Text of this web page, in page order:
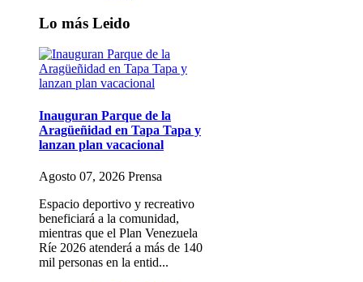
Lo más Leido
Inauguran Parque de la
Aragüeñidad en Tapa Tapa y
lanzan plan vacacional
Agosto 07, 2026 Prensa
Espacio deportivo y recreativo
beneficiará a la comunidad,
mientras que el Plan Venezuela
Ríe 2026 atenderá a más de 140
mil personas en la entid...